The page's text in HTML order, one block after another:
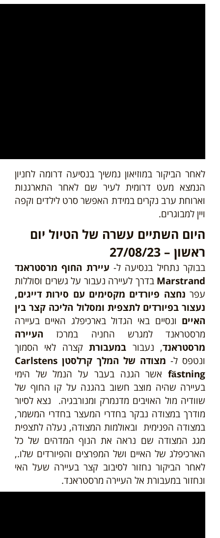
לאחר הביקור במוזיאון נמשיך בנסיעה דרומה לחניון
הנמצא מעט דרומית לעיר שם לאחר התארגנות
וארוחת ערב נקרים במידת האפשר סרט לילדים וקפה
ויין למבוגרים.
היום השתיים עשרה של הטיול יום
ראשון – 27/08/23
בבוקר נתחיל בנסיעה ל- עיירת החוף מרסטראנד
Marstrand בדרך לעיירה נעבור על גשרים וסוללות
עפר נחצה פיורדים מקסימים עם סירות דייגים,
נעצור בפיורדים לתצפית ומסלול הליכה קצר בין
האיים ונסיים באי הגדול בארכיפלג האיים בעיירה
מרסטראנדלמגרש החניה במרכז העיירה
מרסטראנד, נעבור במעבורתקצרה לאי הסמוך
ונטפס ל-
מצודה של המלך קרלסטן Carlstens
fästning אשר הגנה בעבר על הנמל של הימי
בעיירה שהיה מוצב חשוב בהגנה על קו החוף של
שוודיה מול האויבים מדנמרק ומנורבגיה. נצא לסיור
מודרך במצודה נבקר בחדרי המעצר בחדרי המשמר,
במצודה הפנימית ובאולמות המצודה, נעלה לתצפית
מגג המצודה שם נראה את הנוף המדהים של כל
הארכיפלג של האיים ושל המפרצים והפיורדים שלו.,
לאחר הביקור נחזור לסיבוב קצר בעיירה שעל האי
ונחזור במעבורת אל העיירה מרסטראנד.